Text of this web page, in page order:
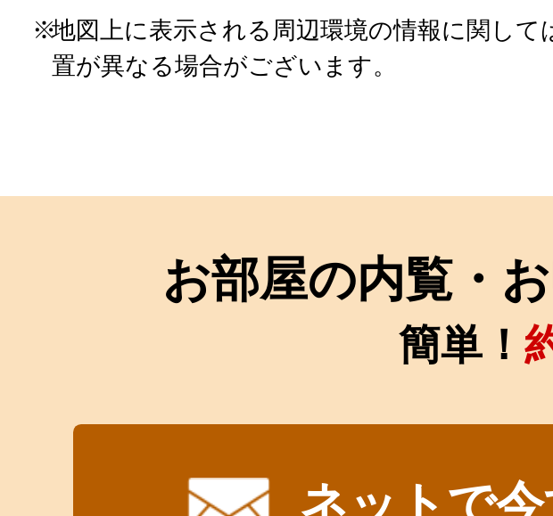
地図上に表示される周辺環境の情報に関し
置が異なる場合がございます。
お部屋の内覧・
簡単！
ネットで